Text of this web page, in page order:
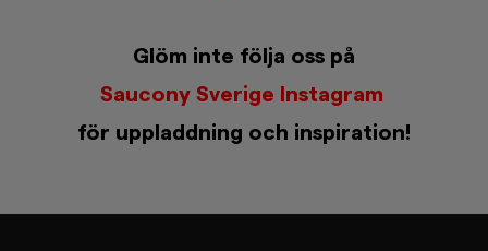
Glöm inte följa oss på
Saucony Sverige Instagram
för uppladdning och inspiration!